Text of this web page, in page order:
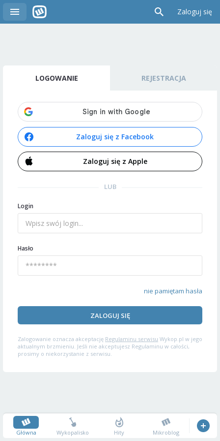
Zaloguj się
LOGOWANIE REJESTRACJA
Zaloguj się z Facebook
Zaloguj się z Apple
LUB
Login
Hasło
nie pamiętam hasła
ZALOGUJ SIĘ
Zalogowanie oznacza akceptację Regulaminu serwisu Wykop.pl w jego
aktualnym brzmieniu. Jeśli nie akceptujesz Regulaminu w całości,
prosimy o niekorzystanie z serwisu.
Główna Wykopalisko Hity Mikroblog